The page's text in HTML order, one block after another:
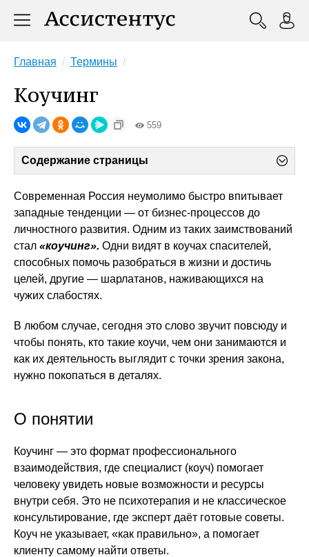
Главная Термины
Коучинг
559
Содержание страницы
Современная Россия неумолимо быстро впитывает
западные тенденции — от бизнес-процессов до
личностного развития. Одним из таких заимствований
стал «коучинг». Одни видят в коучах спасителей,
способных помочь разобраться в жизни и достичь
целей, другие — шарлатанов, наживающихся на
чужих слабостях.
В любом случае, сегодня это слово звучит повсюду и
чтобы понять, кто такие коучи, чем они занимаются и
как их деятельность выглядит с точки зрения закона,
нужно покопаться в деталях.
О понятии
Коучинг — это формат профессионального
взаимодействия, где специалист (коуч) помогает
человеку увидеть новые возможности и ресурсы
внутри себя. Это не психотерапия и не классическое
консультирование, где эксперт даёт готовые советы.
Коуч не указывает, «как правильно», а помогает
клиенту самому найти ответы.